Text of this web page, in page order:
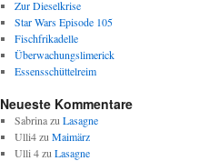
Zur Dieselkrise
Star Wars Episode 105
Fischfrikadelle
Überwachungslimerick
Essensschüttelreim
Neueste Kommentare
Sabrinazu Lasagne
Ulli4zu Maimärz
Ulli 4zu Lasagne